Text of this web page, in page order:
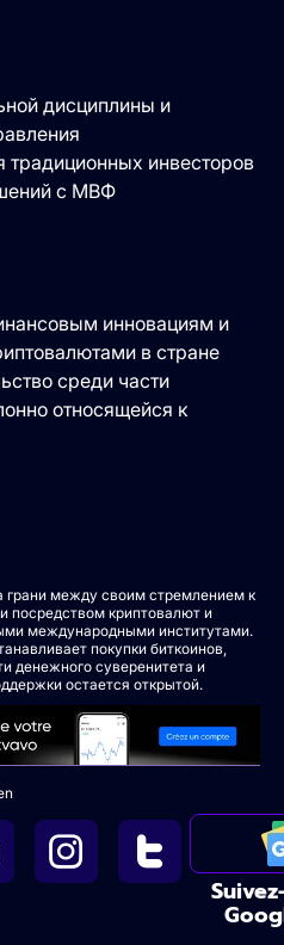
дисциплины и
инвесторов
с МВФ
инновациям и
в стране
среди части
относящейся к
грани между своим стремлением к
посредством криптовалют и
международными институтами.
покупки биткоинов,
денежного суверенитета и
остается открытой.